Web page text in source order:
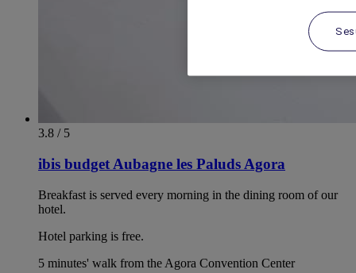
3.8 / 5
ibis budget Aubagne les Paluds Agora
Breakfast is served every morning in the dining room of our
hotel.
Hotel parking is free.
5 minutes' walk from the Agora Convention Center